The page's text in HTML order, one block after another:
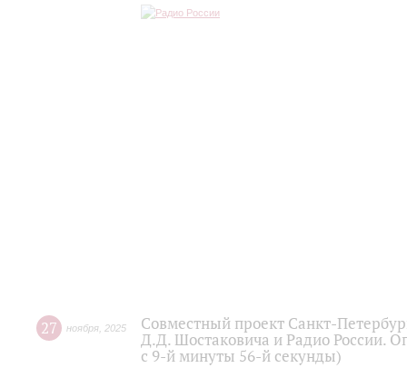
27 ноября 2025
Совместный проект Санкт-
Д.Д. Шостаковича и Радио России.
с 9-й минуты 56-й секунды)